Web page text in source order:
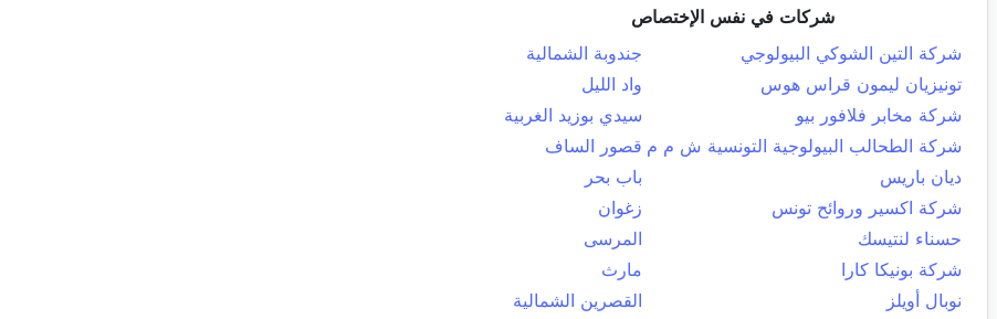
شركات في نفس الإختصاص
شركة التين الشوكي البيولوجي
جندوبة الشمالية
تونيزيان ليمون قراس هوس
واد الليل
شركة مخابر فلافور بيو
سيدي بوزيد الغربية
شركة الطحالب البيولوجية التونسية ش م م قصور الساف
ديان باريس
باب بحر
شركة اكسير وروائح تونس
زغوان
حسناء لنتيسك
المرسى
شركة بونيكا كارا
مارث
نوبال أويلز
القصرين الشمالية